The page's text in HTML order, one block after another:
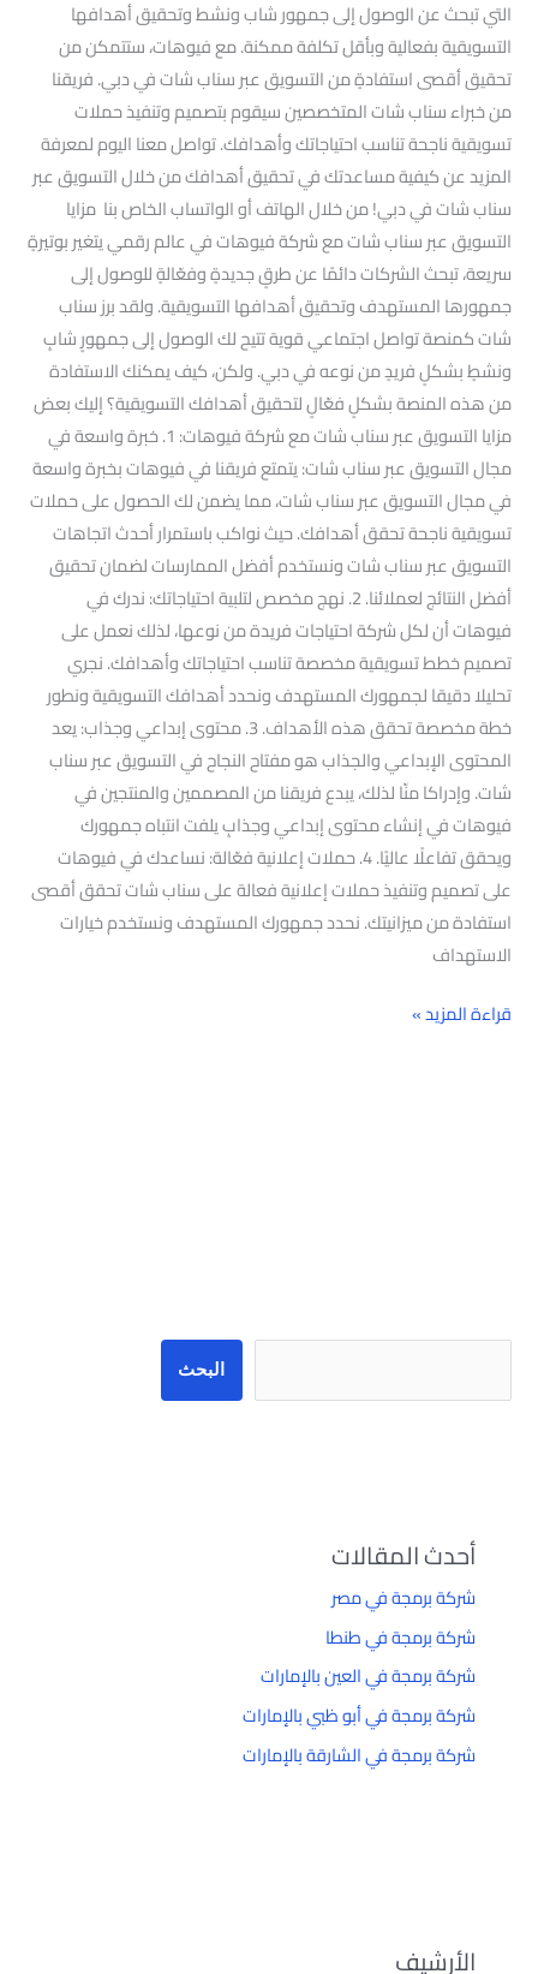
التي تبحث عن الوصول إلى جمهور شاب ونشط وتحقيق أهدافها
التسويقية بفعالية وبأقل تكلفة ممكنة. مع فيوهات، ستتمكن من
تحقيق أقصى استفادةٍ من التسويق عبر سناب شات في دبي. فريقنا
من خبراء سناب شات المتخصصين سيقوم بتصميم وتنفيذ حملات
تسويقية ناجحة تناسب احتياجاتك وأهدافك. تواصل معنا اليوم لمعرفة
المزيد عن كيفية مساعدتك في تحقيق أهدافك من خلال التسويق عبر
سناب شات في دبي! من خلال الهاتف أو الواتساب الخاص بنا مزايا
التسويق عبر سناب شات مع شركة فيوهات في عالم رقمي يتغير بوتيرةٍ
سريعة، تبحث الشركات دائمًا عن طرقٍ جديدةٍ وفعّالةٍ للوصول إلى
جمهورها المستهدف وتحقيق أهدافها التسويقية. ولقد برز سناب
شات كمنصة تواصل اجتماعي قوية تتيح لك الوصول إلى جمهورٍ شابٍ
ونشطٍ بشكلٍ فريدٍ من نوعه في دبي. ولكن، كيف يمكنك الاستفادة
من هذه المنصة بشكلٍ فعّالٍ لتحقيق أهدافك التسويقية؟ إليك بعض
مزايا التسويق عبر سناب شات مع شركة فيوهات: 1. خبرة واسعة في
مجال التسويق عبر سناب شات: يتمتع فريقنا في فيوهات بخبرة واسعة
في مجال التسويق عبر سناب شات، مما يضمن لك الحصول على حملات
تسويقية ناجحة تحقق أهدافك. حيث نواكب باستمرار أحدث اتجاهات
التسويق عبر سناب شات ونستخدم أفضل الممارسات لضمان تحقيق
أفضل النتائج لعملائنا. 2. نهج مخصص لتلبية احتياجاتك: ندرك في
فيوهات أن لكل شركة احتياجات فريدة من نوعها، لذلك نعمل على
تصميم خطط تسويقية مخصصة تناسب احتياجاتك وأهدافك. نجري
تحليلا دقيقا لجمهورك المستهدف ونحدد أهدافك التسويقية ونطور
خطة مخصصة تحقق هذه الأهداف. 3. محتوى إبداعي وجذاب: يعد
المحتوى الإبداعي والجذاب هو مفتاح النجاح في التسويق عبر سناب
شات. وإدراكا منّا لذلك، يبدع فريقنا من المصممين والمنتجين في
فيوهات في إنشاء محتوى إبداعي وجذابٍ يلفت انتباه جمهورك
ويحقق تفاعلًا عاليًا. 4. حملات إعلانية فعّالة: نساعدك في فيوهات
على تصميم وتنفيذ حملات إعلانية فعالة على سناب شات تحقق أقصى
استفادة من ميزانيتك. نحدد جمهورك المستهدف ونستخدم خيارات
الاستهداف
قراءة المزيد »
البحث
أحدث المقالات
شركة برمجة في مصر
شركة برمجة في طنطا
شركة برمجة في العين بالإمارات
شركة برمجة في أبو ظبي بالإمارات
شركة برمجة في الشارقة بالإمارات
الأرشيف